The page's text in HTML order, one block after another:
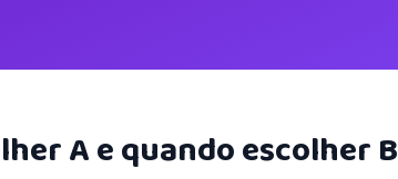
A e quando escolher B